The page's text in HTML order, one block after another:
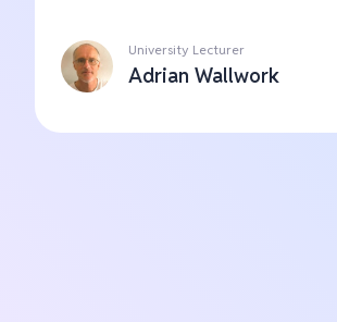
University Lecturer
Adrian Wallwork